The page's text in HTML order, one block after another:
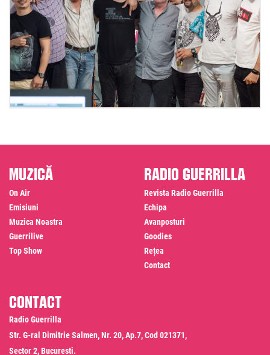
Muzică
On Air
Emisiuni
Muzica Noastra
Guerrilive
Top Show
Radio Guerrilla
Revista Radio Guerrilla
Echipa
Avanposturi
Goodies
Rețea
Contact
Contact
Radio Guerrilla
Str. G-ral Dimitrie Salmen, Nr. 20, Ap.7, Cod 021371,
Sector 2, Bucuresti.